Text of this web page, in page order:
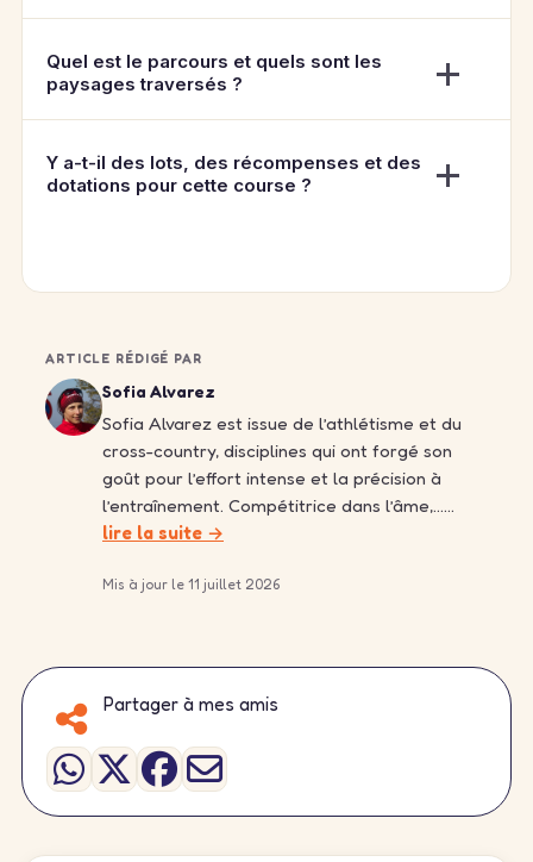
Quel est le parcours et quels sont les
paysages traversés ?
Y a-t-il des lots, des récompenses et des
dotations pour cette course ?
ARTICLE RÉDIGÉ PAR
Sofia Alvarez
Sofia Alvarez est issue de l’athlétisme et du
cross-country, disciplines qui ont forgé son
goût pour l’effort intense et la précision à
l’entraînement. Compétitrice dans l’âme,……
lire la suite →
Mis à jour le 11 juillet 2026
Partager à mes amis